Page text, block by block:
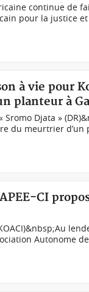
continue de
pour la justice et
à vie pour
planteur à
Sromo Djata »
du meurtrier
CI
Autonome